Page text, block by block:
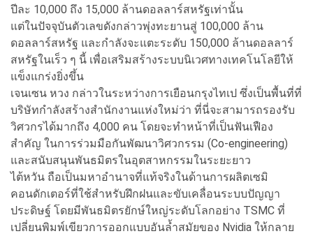
ปีละ 10,000 ถึง 15,000 ล้านดอลลาร์สหรัฐเท่านั้น
แต่ในปัจจุบันตัวเลขดังกล่าวพุ่งทะยานสู่ 100,000 ล้าน
ดอลลาร์สหรัฐ และกำลังจะแตะระดับ 150,000 ล้านดอลลาร์
สหรัฐในเร็ว ๆ นี้ เพื่อเสริมสร้างระบบนิเวศทางเทคโนโลยีให้
แข็งแกร่งยิ่งขึ้น
เจนเซน หวง กล่าวในระหว่างการเยือนกรุงไทเป ซึ่งเป็นพื้นที่ที่
บริษัทกำลังสร้างสำนักงานแห่งใหม่ว่า ที่นี่จะสามารถรองรับ
วิศวกรได้มากถึง 4,000 คน โดยจะทำหน้าที่เป็นฟันเฟือง
สำคัญ ในการร่วมมือกันพัฒนาวิศวกรรม (Co-engineering)
และสนับสนุนพันธมิตรในอุตสาหกรรมในระยะยาว
ไต้หวัน ถือเป็นมหาอำนาจที่แท้จริงในด้านการผลิตเซมิ
คอนดักเตอร์ที่ใช้สำหรับฝึกฝนและขับเคลื่อนระบบปัญญา
ประดิษฐ์ โดยมีพันธมิตรยักษ์ใหญ่ระดับโลกอย่าง TSMC ที่
เปลี่ยนพิมพ์เขียวการออกแบบอันล้ำสมัยของ Nvidia ให้กลาย